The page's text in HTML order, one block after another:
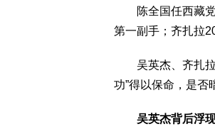
陈全国任西藏党
第一副手；齐扎拉
吴英杰、齐扎拉
功”得以保命，是否
吴英杰背后浮现